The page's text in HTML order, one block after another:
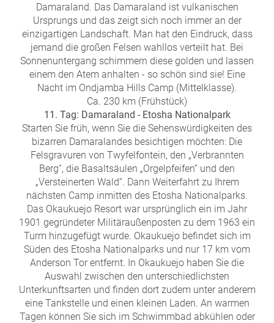
Damaraland. Das Damaraland ist vulkanischen
Ursprungs und das zeigt sich noch immer an der
einzigartigen Landschaft. Man hat den Eindruck, dass
jemand die großen Felsen wahllos verteilt hat. Bei
Sonnenuntergang schimmern diese golden und lassen
einem den Atem anhalten - so schön sind sie! Eine
Nacht im Ondjamba Hills Camp (Mittelklasse).
Ca. 230 km (Frühstück)
11. Tag: Damaraland - Etosha Nationalpark
Starten Sie früh, wenn Sie die Sehenswürdigkeiten des
bizarren Damaralandes besichtigen möchten: Die
Felsgravuren von Twyfelfontein, den „Verbrannten
Berg“, die Basaltsäulen „Orgelpfeifen“ und den
„Versteinerten Wald“. Dann Weiterfahrt zu Ihrem
nächsten Camp inmitten des Etosha Nationalparks.
Das Okaukuejo Resort war ursprünglich ein im Jahr
1901 gegründeter Militäraußenposten zu dem 1963 ein
Turm hinzugefügt wurde. Okaukuejo befindet sich im
Süden des Etosha Nationalparks und nur 17 km vom
Anderson Tor entfernt. In Okaukuejo haben Sie die
Auswahl zwischen den unterschiedlichsten
Unterkunftsarten und finden dort zudem unter anderem
eine Tankstelle und einen kleinen Laden. An warmen
Tagen können Sie sich im Schwimmbad abkühlen oder